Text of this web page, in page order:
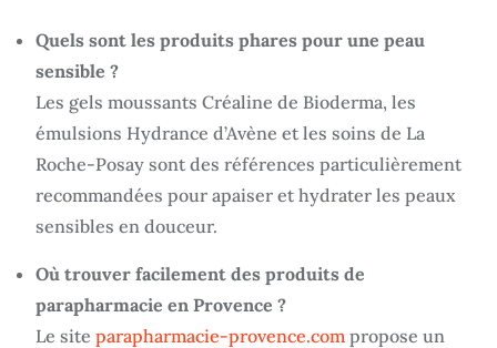
Quels sont les produits phares pour une peau
sensible ?
Les gels moussants Créaline de Bioderma, les
émulsions Hydrance d’Avène et les soins de La
Roche-Posay sont des références particulièrement
recommandées pour apaiser et hydrater les peaux
sensibles en douceur.
Où trouver facilement des produits de
parapharmacie en Provence ?
Le site parapharmacie-provence.com propose un